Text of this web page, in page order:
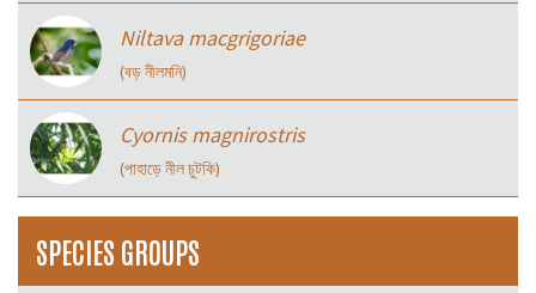
Niltava macgrigoriae
(বড় নীলমনি)
Cyornis magnirostris
(পাহাড়ে নীল চুটকি)
SPECIES GROUPS